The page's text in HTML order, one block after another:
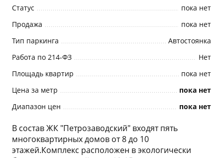
Статус
пока нет
Продажа
пока нет
Тип паркинга
Автостоянка
Работа по 214-ФЗ
Нет
Площадь квартир
пока нет
Цена за метр
пока нет
Диапазон цен
пока нет
В состав ЖК "Петрозаводский" входят пять
многоквартирных домов от 8 до 10
этажей.Комплекс расположен в экологически